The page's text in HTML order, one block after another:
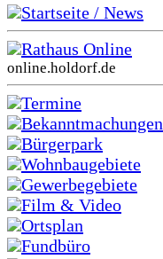
Startseite / News
Rathaus Online
online.holdorf.de
Termine
Bekanntmachungen
Bürgerpark
Wohnbaugebiete
Gewerbegebiete
Film & Video
Ortsplan
Fundbüro